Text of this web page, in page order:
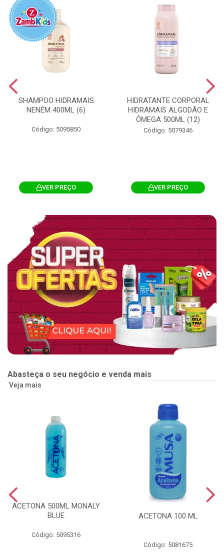
SHAMPOO HIDRAMAIS
NENÉM 400ML (6)
Código: 5095850
VER PREÇO
HIDRATANTE CORPORAL
HIDRAMAIS ALGODÃO E
ÔMEGA 500ML (12)
Código: 5079346
VER PREÇO
Abasteça o seu negócio e venda mais
Veja mais
ACETONA 500ML MONALY
BLUE
Código: 5095316
ACETONA 100 ML
Código: 5081675